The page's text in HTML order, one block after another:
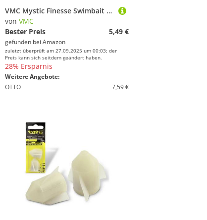
VMC Mystic Finesse Swimbait 7315ST Offset Haken mit Screw 1-6 Stück
von VMC
Bester Preis
5,49 €
gefunden bei Amazon
zuletzt überprüft am 27.09.2025 um 00:03; der
Preis kann sich seitdem geändert haben.
28% Ersparnis
Weitere Angebote:
OTTO
7,59 €